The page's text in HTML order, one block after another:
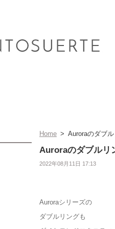
Home > Auroraのダブ
Auroraのダブルリ
2022年08月11日 17:13
Auroraシリーズの
ダブルリングも